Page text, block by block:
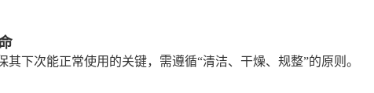
下次能正常使用的关键，需遵循“清洁、干燥、规整”的原则。